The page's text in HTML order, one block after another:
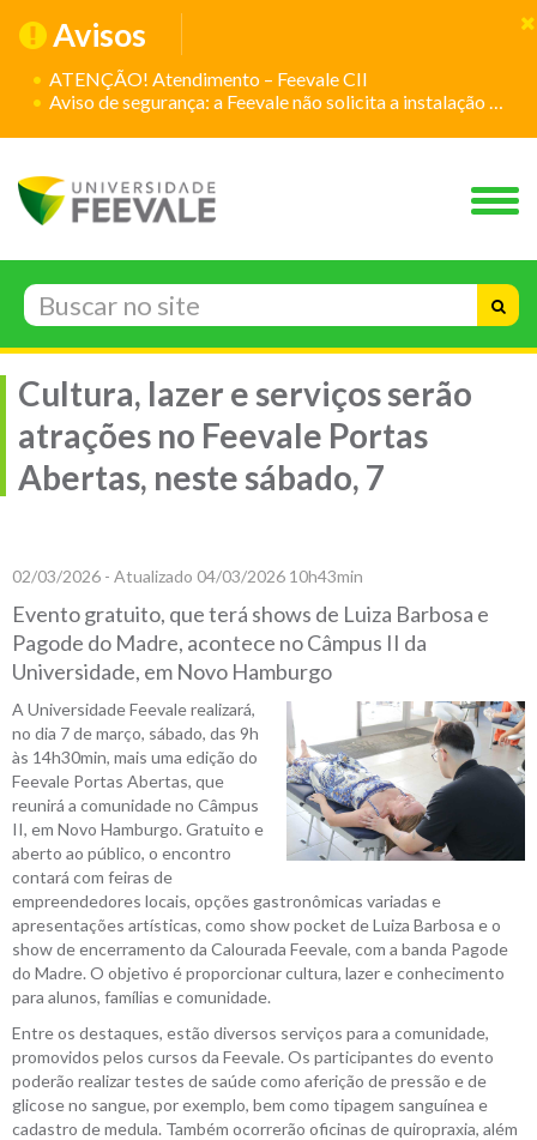
Avisos
ATENÇÃO! Atendimento – Feevale CII
Aviso de segurança: a Feevale não solicita a instalação de aplicativos
Cultura, lazer e serviços serão
atrações no Feevale Portas
Abertas, neste sábado, 7
02/03/2026 - Atualizado 04/03/2026 10h43min
Evento gratuito, que terá shows de Luiza Barbosa e
Pagode do Madre, acontece no Câmpus II da
Universidade, em Novo Hamburgo
A Universidade Feevale realizará,
no dia 7 de março, sábado, das 9h
às 14h30min, mais uma edição do
Feevale Portas Abertas, que
reunirá a comunidade no Câmpus
II, em Novo Hamburgo. Gratuito e
aberto ao público, o encontro
contará com feiras de
empreendedores locais, opções gastronômicas variadas e
apresentações artísticas, como show pocket de Luiza Barbosa e o
show de encerramento da Calourada Feevale, com a banda Pagode
do Madre. O objetivo é proporcionar cultura, lazer e conhecimento
para alunos, famílias e comunidade.
Entre os destaques, estão diversos serviços para a comunidade,
promovidos pelos cursos da Feevale. Os participantes do evento
poderão realizar testes de saúde como aferição de pressão e de
glicose no sangue, por exemplo, bem como tipagem sanguínea e
cadastro de medula. Também ocorrerão oficinas de quiropraxia, além